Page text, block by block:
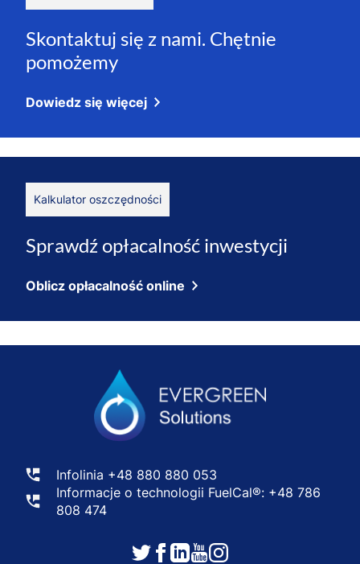
Skontaktuj się z nami. Chętnie
pomożemy
Dowiedz się więcej
Kalkulator oszczędności
Sprawdź opłacalność inwestycji
Oblicz opłacalność online
Infolinia +48 880 880 053
Informacje o technologii FuelCal®: +48 786
808 474